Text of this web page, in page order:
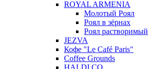
ROYAL ARMENIA
Молотый Роял
Роял в зёрнах
Роял растворимый
JEZVA
Кофе "Le Café Paris"
Coffee Grounds
HALDI.CO